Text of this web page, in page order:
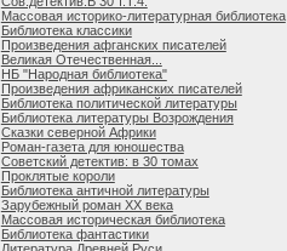
Массовая историко-литературная библиотека
Библиотека классики
Произведения афганских писателей
Великая Отечественная...
НБ "Народная библиотека"
Произведения африканских писателей
Библиотека политической литературы
Библиотека литературы Возрождения
Сказки северной Африки
Роман-газета для юношества
Советский детектив: в 30 томах
Проклятые короли
Библиотека античной литературы
Зарубежный роман ХХ века
Массовая историческая библиотека
Библиотека фантастики